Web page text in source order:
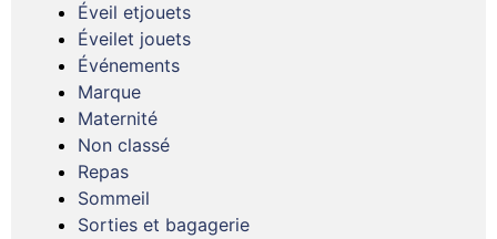
Éveil etjouets
Éveilet jouets
Événements
Marque
Maternité
Non classé
Repas
Sommeil
Sorties et bagagerie